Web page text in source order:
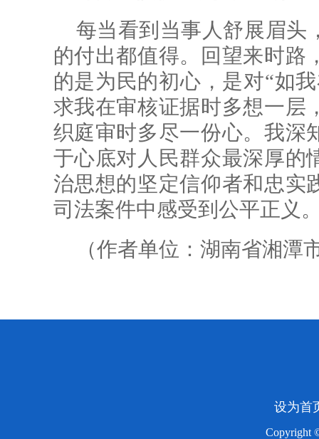
每当看到当事人舒展眉头
的付出都值得。回望来时路
的是为民的初心，是对“如
求我在审核证据时多想一层
织庭审时多尽一份心。我深
于心底对人民群众最深厚的
治思想的坚定信仰者和忠实
司法案件中感受到公平正义
（作者单位：湖南省湘潭
设为首
Copyright